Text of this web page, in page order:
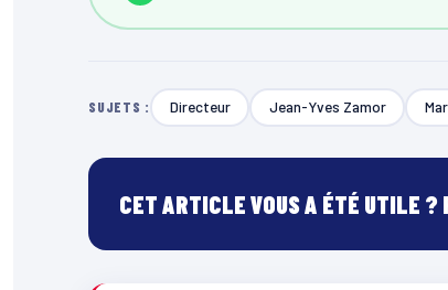
SUJETS : Directeur Jean-Yves Zamor
CET ARTICLE VOUS A ÉTÉ UTILE ?